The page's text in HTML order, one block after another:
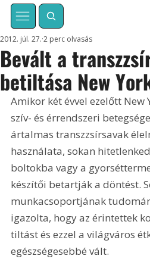
Bevált a
betiltása New
2012. júl. 27. 2 perc olvasás
Amikor két évvel ezelőtt New
szív- és érrendszeri
ártalmas transzzsírsavak
használata, sokan
boltokba vagy a
készítői betartják a döntést.
munkacsoportjának
igazolta, hogy az érintettek
tiltást és ezzel a világváros
egészségesebbé vált.